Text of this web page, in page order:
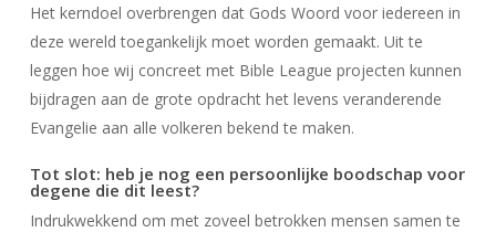
Het kerndoel overbrengen dat Gods Woord voor iedereen in
deze wereld toegankelijk moet worden gemaakt. Uit te
leggen hoe wij concreet met Bible League projecten kunnen
bijdragen aan de grote opdracht het levens veranderende
Evangelie aan alle volkeren bekend te maken.
Tot slot: heb je nog een persoonlijke boodschap voor
degene die dit leest?
Indrukwekkend om met zoveel betrokken mensen samen te